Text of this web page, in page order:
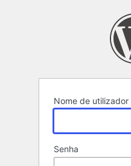
Nome de
Senha